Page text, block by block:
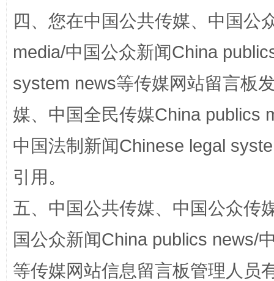
站台名比不上好声名
漫山遍野的桃花与雪山、麦地、白藏房 除
四、您在中国公共传媒、中国公
media/中国公众新闻China
system news等传媒网站留言板
媒、中国全民传媒China publics
中国法制新闻Chinese legal
引用。
五、中国公共传媒、中国公众传
国公众新闻China publics news/
等传媒网站信息留言板管理人员